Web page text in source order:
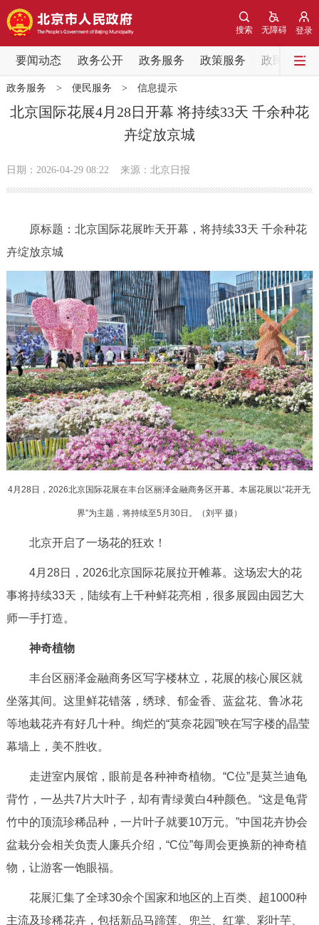
登录
无障碍
搜索
要闻动态 政务公开 政务服务 政策服务 政民互动
要闻动态
党中央精神 国务院信息
会议信息
市领导
政策兑现 政策解读 回应关切
决策公开 专题公开
政务服务
个人服务 法人服务 部门服务
便民服务 利企服务 投资项目
中介服务 阳光政务
12345网上接诉即办 我要咨询 我要建议
走进北京
北京概况 十六区概览 人文北京
绿色北京 图说北京 视频北京
ENGLISH 한국어 日本語
DEUTSCH FRANÇAIS РУССКИЙ ЯЗЫК
ITALIANO
政务服务 > 便民服务 > 信息提示
北京国际花展4月28日开幕 将持续33天 千余种花
卉绽放京城
日期：2026-04-29 08:22 来源：北京日报
原标题：北京国际花展昨天开幕，将持续33天 千余种花
卉绽放京城
4月28日，2026北京国际花展在丰台区丽泽金融商务区开幕。本届花展以“花开无
界”为主题，将持续至5月30日。（刘平 摄）
北京开启了一场花的狂欢！
4月28日，2026北京国际花展拉开帷幕。这场宏大的花
事将持续33天，陆续有上千种鲜花亮相，很多展园由园艺大
师一手打造。
神奇植物
丰台区丽泽金融商务区写字楼林立，花展的核心展区就
坐落其间。这里鲜花错落，绣球、郁金香、蓝盆花、鲁冰花
等地栽花卉有好几十种。绚烂的“莫奈花园”映在写字楼的晶莹
幕墙上，美不胜收。
走进室内展馆，眼前是各种神奇植物。“C位”是莫兰迪龟
背竹，一丛共7片大叶子，却有青绿黄白4种颜色。“这是龟背
竹中的顶流珍稀品种，一片叶子就要10万元。”中国花卉协会
盆栽分会相关负责人廉兵介绍，“C位”每周会更换新的神奇植
物，让游客一饱眼福。
花展汇集了全球30余个国家和地区的上百类、超1000种
主流及珍稀花卉，包括新品马蹄莲、兜兰、红掌、彩叶芋、